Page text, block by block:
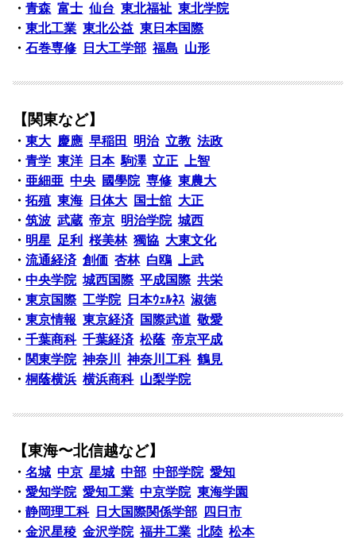
・青森 富士 仙台 東北福祉 東北学院
・東北工業 東北公益 東日本国際
・石巻専修 日大工学部 福島 山形
【関東など】
・東大 慶應 早稲田 明治 立教 法政
・青学 東洋 日本 駒澤 立正
上智
・ 亜細亜 中央 國學院 専修 東農大
・拓殖 東海 日体大 国士舘 大正
・筑波 武蔵 帝京 明治学院 城西
・ 明星 足利 桜美林 獨協 大東文化
・流通経済 創価 杏林 白鴎
上武
・中央学院 城西国際 平成国際 共栄
・東京国際 工学院 日本ｳｪﾙﾈｽ 淑徳
・東京情報 東京経済 国際武道 敬愛
・千葉商科 千葉経済 松蔭 帝京平成
・ 関東学院 神奈川 神奈川工科 鶴見
・桐蔭横浜 横浜商科 山梨学院
【東海〜北信越など】
・名城 中京 星城 中部 中部学院 愛知
・愛知学院 愛知工業 中京学院 東海学園
・静岡理工科 日大国際関係学部
四日市
・金沢星稜 金沢学院 福井工業 北陸 松本